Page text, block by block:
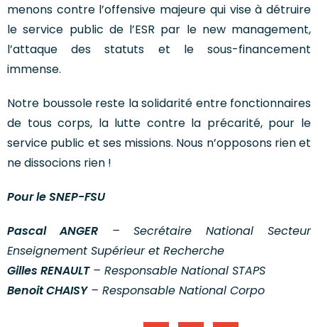
menons contre l’offensive majeure qui vise à détruire
le service public de l’ESR par le new management,
l’attaque des statuts et le sous-financement
immense.
Notre boussole reste la solidarité entre fonctionnaires
de tous corps, la lutte contre la précarité, pour le
service public et ses missions. Nous n’opposons rien et
ne dissocions rien !
Pour le SNEP-FSU
Pascal ANGER– Secrétaire National Secteur
Enseignement Supérieur et Recherche
Gilles RENAULT– Responsable National STAPS
Benoit CHAISY– Responsable National Corpo